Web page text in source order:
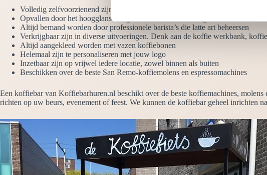
i
n
g
s
s
e
e
i
e
Volledig zelfvoorzienend zijn. We hebben alleen een stroompunt nodig
Opvallen door het hoogglans design en de LED verlichting
Altijd bemand worden door professionele barista’s die latte art beheersen
Verkrijgbaar zijn in diverse uitvoeringen. Denk aan de koffie werkbank,
Altijd aangekleed worden met vazen koffiebonen
Helemaal zijn te personaliseren met jouw logo
Inzetbaar zijn op vrijwel iedere locatie, zowel binnen als buiten
Beschikken over de beste San Remo-koffiemolens en espressomachines
Een koffiebar van Koffiebarhuren.nl beschikt over de beste koffiemachines,
richten op uw beurs, evenement of feest. We kunnen de koffiebar geheel inrichten